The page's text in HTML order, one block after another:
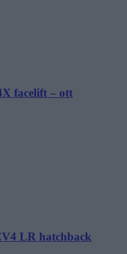
facelift – ott
LR hatchback